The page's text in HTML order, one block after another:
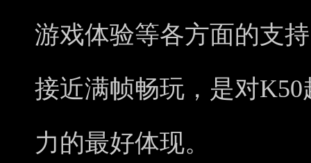
游戏体验等各方面的支
接近满帧畅玩，是对
力的最好体现。